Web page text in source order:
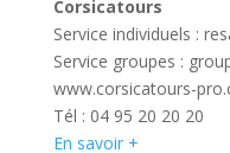
Corsicatours
Service individuels :
Service groupes :
www.corsicatours-
Tél : 04 95 20 20 20
En savoir +